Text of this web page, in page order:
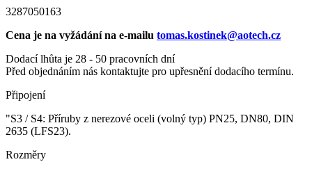
3287050163
Cena je na vyžádání na e-mailu tomas.kostinek@aotech.cz
Dodací lhůta je 28 - 50 pracovních dní
Před objednáním nás kontaktujte pro upřesnění dodacího termínu.
Připojení
"S3 / S4: Příruby z nerezové oceli (volný typ) PN25, DN80, DIN
2635 (LFS23).
Rozměry